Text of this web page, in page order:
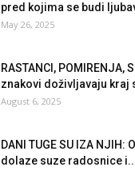
pred kojima se budi
May 26, 2025
RASTANCI, POMIRENJA,
znakovi doživljavaju kraj
August 6, 2025
DANI TUGE SU IZA NJIH:
dolaze suze radosnice